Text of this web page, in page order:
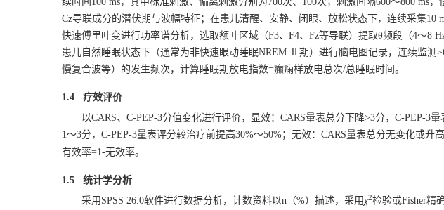
Cz导联成分的潜伏期与波幅特征；在患儿清醒、安静、闭眼、放松状态下，连续采集10
快速傅里叶变进行功率谱分析，选取额叶区域（F3、F4、Fz等导联）提取θ频段（4～8
患儿自然睡眠状态下（通常为非快速眼动睡眠NREM Ⅱ期）进行脑电图记录，连续监测
慢复合波等）的发生频次，计算睡眠期放电指数=癫痫样放电总次/总睡眠时间。
1.4 疗效评价
以CARS、C-PEP-3分值变化进行评价，显效：CARS量表总分下降>3分，C-PEP-3
1～3分，C-PEP-3量表评分较治疗前提高30%～50%；无效：CARS量表总分无变化或升
有效率=1-无效率。
1.5 统计学分析
采用SPSS 26.0软件进行数据分析，计数资料以n（%）描述，采用χ2检验或Fisher精